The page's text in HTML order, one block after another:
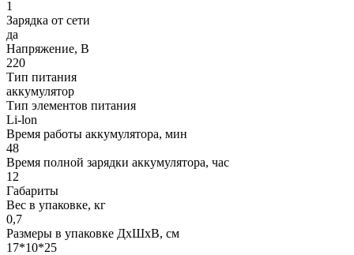
1
Зарядка от сети
да
Напряжение, В
220
Тип питания
аккумулятор
Тип элементов питания
Li-lon
Время работы аккумулятора, мин
48
Время полной зарядки аккумулятора, час
12
Габариты
Вес в упаковке, кг
0,7
Размеры в упаковке ДxШxВ, см
17*10*25